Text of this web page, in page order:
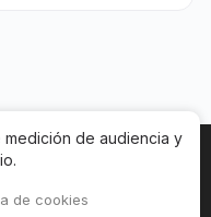
Categorías
de audiencia y
de cookies